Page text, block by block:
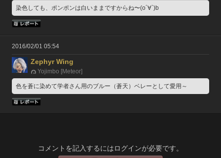
染色しても、ポンポンは白いままですからね〜(o´∀`)b
2016/02/01 05:54
Zephyr Wing
Yojimbo [Meteor]
色を蒼に染めて学者さん用のブルー（蒼天）ベレーとして愛用～
コメントを記入するにはログインが必要です。